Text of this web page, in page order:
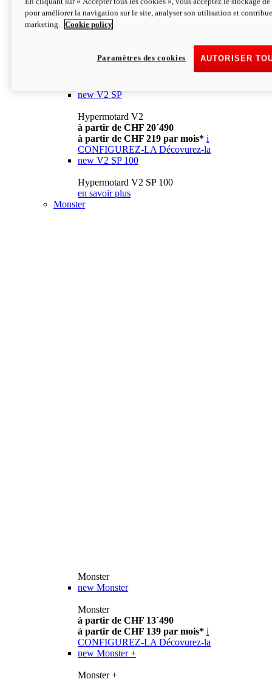
à partir de CHF 13´990 i
CONFIGUREZ-LA Décovurez-la
newV2
à partir de CHF 15´990
à partir de CHF 169 par mois* i
new V2 SP
Hypermotard V2
à partir de CHF 20´490
à partir de CHF 219 par mois* i
CONFIGUREZ-LA Décovurez-la
new V2 SP 100
Hypermotard V2 SP 100
en savoir plus
Monster
Monster
new Monster
Monster
à partir de CHF 13´490
à partir de CHF 139 par mois* i
CONFIGUREZ-LA Décovurez-la
new Monster +
Monster +
pour améliorer la navigation sur le site, analyser son utilisation et
marketing.
Cookie policy
AUTORISER
Paramètres des cookies